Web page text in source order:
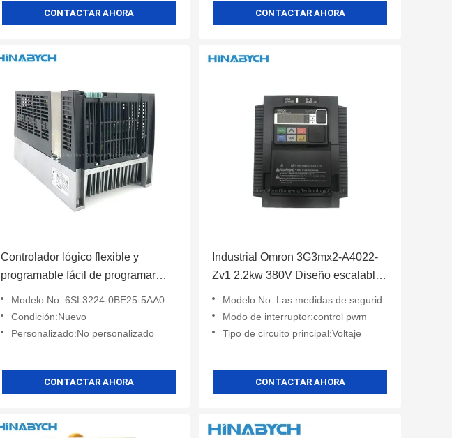
CONTACTAR AHORA CONTACTAR AHORA
Controlador lógico flexible y
programable fácil de programar
Modelo No.:6SL3224-0BE25-5AA0
Condición:Nuevo
Personalizado:No personalizado
CONTACTAR AHORA
Industrial Omron 3G3mx2-A4022-
Zv1 2.2kw 380V Diseño escalable
pequeñas
Modelo No.:Las medidas de seguridad se aplicarán a los vehículos de las categorías M1 y M2.
Modo de interruptor:control pwm
Tipo de circuito principal:Voltaje
CONTACTAR AHORA